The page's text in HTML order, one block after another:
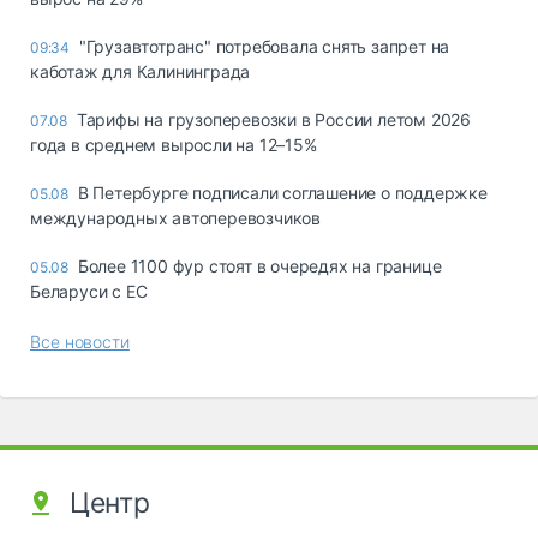
09:34
"Грузавтотранс" потребовала снять запрет на
каботаж для Калининграда
07.08 Тарифы на грузоперевозки в России летом 2026
года в среднем выросли на 12–15%
05.08 В Петербурге подписали соглашение о поддержке
международных автоперевозчиков
05.08 Более 1100 фур стоят в очередях на границе
Беларуси с ЕС
Все новости
Центр